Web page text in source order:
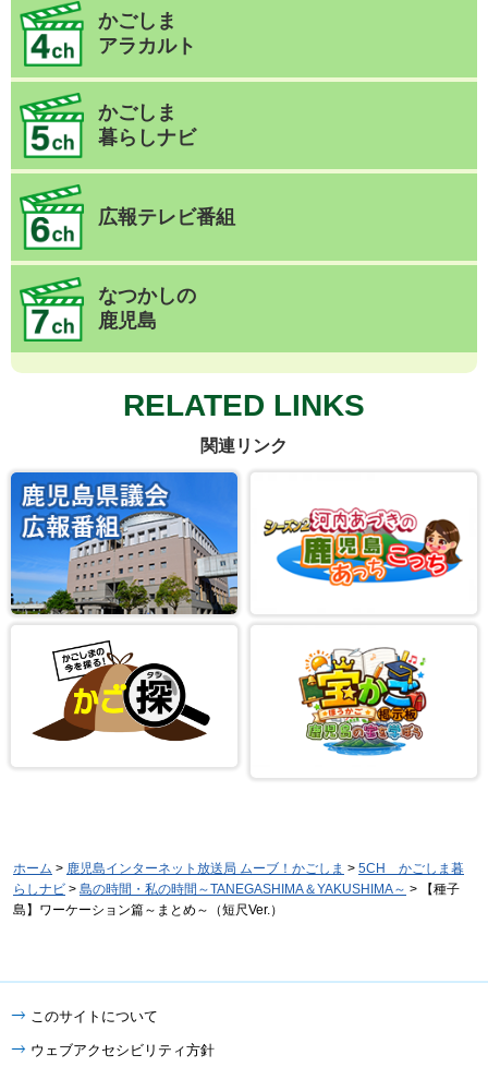
かごしま
アラカルト
かごしま
暮らしナビ
広報テレビ番組
なつかしの
鹿児島
RELATED LINKS
関連リンク
ホーム > 鹿児島インターネット放送局 ムーブ！かごしま > 5CH かごしま暮
らしナビ > 島の時間・私の時間～TANEGASHIMA＆YAKUSHIMA～ > 【種子
島】ワーケーション篇～まとめ～（短尺Ver.）
このサイトについて
ウェブアクセシビリティ方針